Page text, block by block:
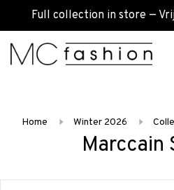
Full collection in store —
Home Winter 2026
Marccain